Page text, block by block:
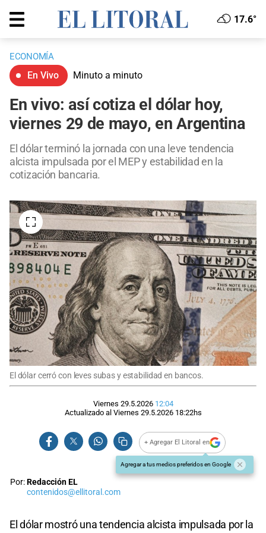
17.6°
ECONOMÍA
En Vivo Minuto a minuto
En vivo: así cotiza el dólar hoy,
viernes 29 de mayo, en Argentina
El dólar terminó la jornada con una leve tendencia
alcista impulsada por el MEP y estabilidad en la
cotización bancaria.
El dólar cerró con leves subas y estabilidad en bancos.
Viernes 29.5.2026 12:04
Actualizado al Viernes 29.5.2026 18:22hs
+ Agregar El Litoral en
Agregar a tus medios preferidos en Google
Por:Redacción EL
contenidos@ellitoral.com
El dólar mostró una tendencia alcista impulsada por la